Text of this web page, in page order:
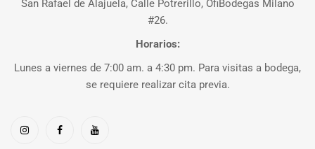
San Rafael de Alajuela, Calle Potrerillo, OfiBodegas Milano
#26.
Horarios:
Lunes a viernes de 7:00 am. a 4:30 pm. Para visitas a bodega,
se requiere realizar cita previa.